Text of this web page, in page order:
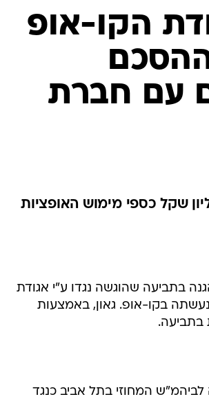
הקו-אופ
ההסכם
עם חברת
הגנה בתביעת אגודת הקו-אופ להשבת 11 מיליון שקל כספי מימוש האופציות
בתביעה שהוגשה נגדו ע"י אגודת
בקו-אופ. גאון, באמצעות
בתביעה.
המחוזי בתל אביב כנגד